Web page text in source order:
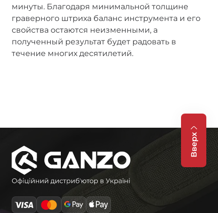
минуты. Благодаря минимальной толщине
граверного штриха баланс инструмента и его
свойства остаются неизменными, а
полученный результат будет радовать в
течение многих десятилетий.
Вверх